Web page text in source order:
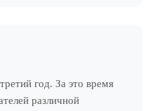
год. За это время
различной